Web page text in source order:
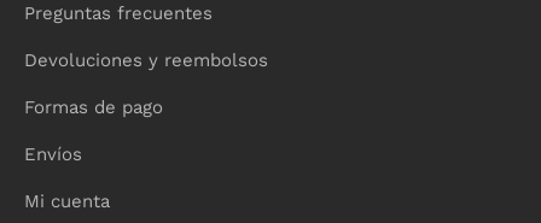
Preguntas frecuentes
Devoluciones y reembolsos
Formas de pago
Envíos
Mi cuenta